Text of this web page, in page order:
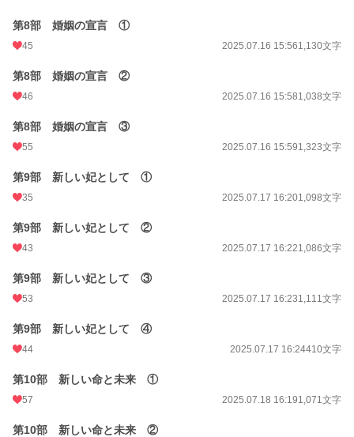
第8部 婚姻の宣言 ①
45 2025.07.16 15:561,130文字
第8部 婚姻の宣言 ②
46 2025.07.16 15:581,038文字
第8部 婚姻の宣言 ③
55 2025.07.16 15:591,323文字
第9部 新しい妃として ①
35 2025.07.17 16:201,098文字
第9部 新しい妃として ②
43 2025.07.17 16:221,086文字
第9部 新しい妃として ③
53 2025.07.17 16:231,111文字
第9部 新しい妃として ④
44 2025.07.17 16:24410文字
第10部 新しい命と未来 ①
57 2025.07.18 16:191,071文字
第10部 新しい命と未来 ②